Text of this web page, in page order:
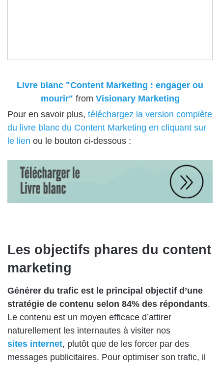
Livre blanc "Content Marketing : engager ou
mourir" from Visionary Marketing
Pour en savoir plus, téléchargez la version complète
du livre blanc du Content Marketing en cliquant sur
le lien ou le bouton ci-dessous :
Les objectifs phares du content
marketing
Générer du trafic est le principal objectif d’une
stratégie de contenu selon 84% des répondants.
Le contenu est un moyen efficace d’attirer
naturellement les internautes à visiter nos
sites internet, plutôt que de les forcer par des
messages publicitaires. Pour optimiser son trafic, il